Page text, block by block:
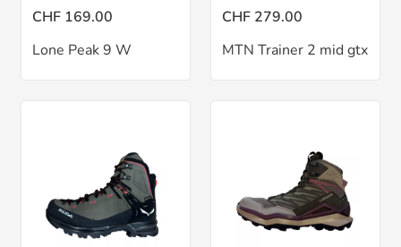
CHF 169.00
Lone Peak 9 W
CHF 279.00
MTN Trainer 2 mid gtx